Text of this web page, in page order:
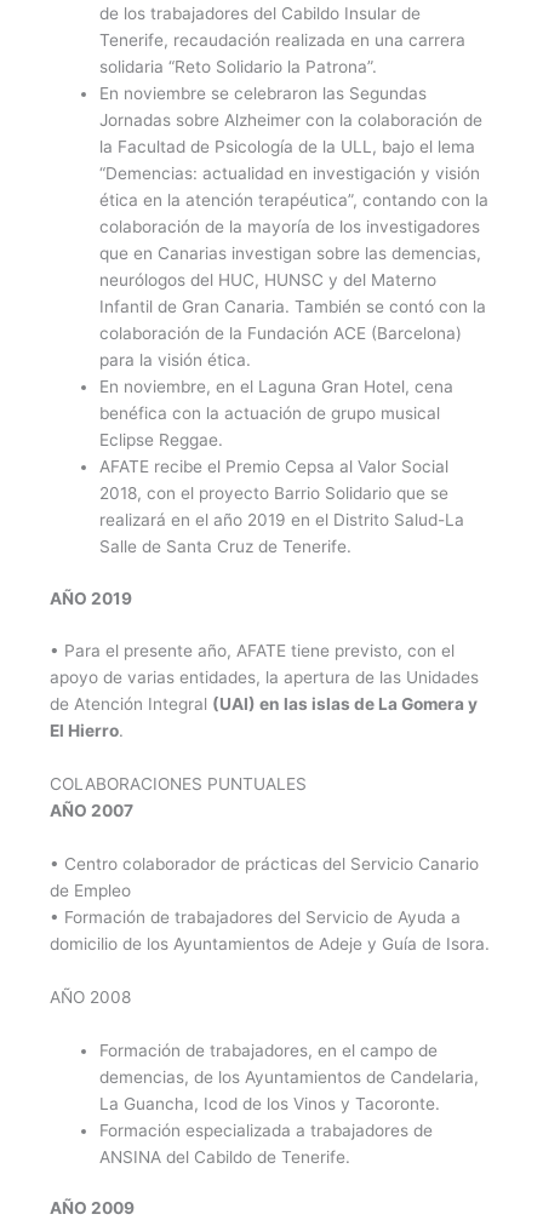
de los trabajadores del Cabildo Insular de
Tenerife, recaudación realizada en una carrera
solidaria “Reto Solidario la Patrona”.
En noviembre se celebraron las Segundas
Jornadas sobre Alzheimer con la colaboración de
la Facultad de Psicología de la ULL, bajo el lema
“Demencias: actualidad en investigación y visión
ética en la atención terapéutica”, contando con la
colaboración de la mayoría de los investigadores
que en Canarias investigan sobre las demencias,
neurólogos del HUC, HUNSC y del Materno
Infantil de Gran Canaria. También se contó con la
colaboración de la Fundación ACE (Barcelona)
para la visión ética.
En noviembre, en el Laguna Gran Hotel, cena
benéfica con la actuación de grupo musical
Eclipse Reggae.
AFATE recibe el Premio Cepsa al Valor Social
2018, con el proyecto Barrio Solidario que se
realizará en el año 2019 en el Distrito Salud-La
Salle de Santa Cruz de Tenerife.
AÑO 2019
• Para el presente año, AFATE tiene previsto, con el
apoyo de varias entidades, la apertura de las Unidades
de Atención Integral (UAI) en las islas de La Gomera y
El Hierro.
COLABORACIONES PUNTUALES
AÑO 2007
• Centro colaborador de prácticas del Servicio Canario
de Empleo
• Formación de trabajadores del Servicio de Ayuda a
domicilio de los Ayuntamientos de Adeje y Guía de Isora.
AÑO 2008
Formación de trabajadores, en el campo de
demencias, de los Ayuntamientos de Candelaria,
La Guancha, Icod de los Vinos y Tacoronte.
Formación especializada a trabajadores de
ANSINA del Cabildo de Tenerife.
AÑO 2009